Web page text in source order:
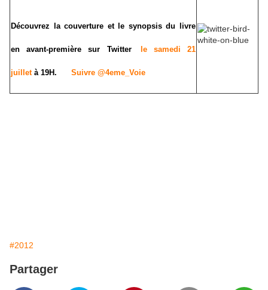
Découvrez la couverture et le synopsis du livre
en avant-premièresur Twitter le samedi 21
juilletà 19H. Suivre @4eme_Voie
#2012
Partager